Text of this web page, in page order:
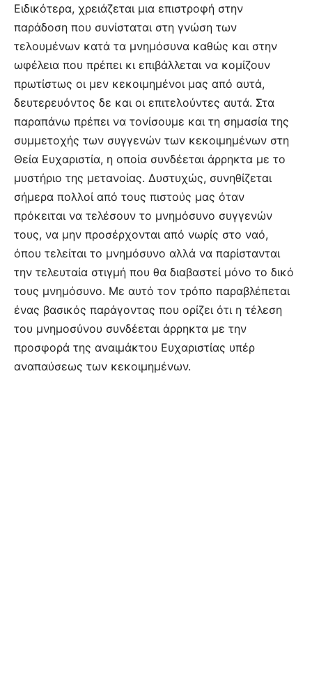
Ειδικότερα, χρειάζεται μια επιστροφή στην
παράδοση που συνίσταται στη γνώση των
τελουμένων κατά τα μνημόσυνα καθώς και στην
ωφέλεια που πρέπει κι επιβάλλεται να κομίζουν
πρωτίστως οι μεν κεκοιμημένοι μας από αυτά,
δευτερευόντος δε και οι επιτελούντες αυτά. Στα
παραπάνω πρέπει να τονίσουμε και τη σημασία της
συμμετοχής των συγγενών των κεκοιμημένων στη
Θεία Ευχαριστία, η οποία συνδέεται άρρηκτα με το
μυστήριο της μετανοίας. Δυστυχώς, συνηθίζεται
σήμερα πολλοί από τους πιστούς μας όταν
πρόκειται να τελέσουν το μνημόσυνο συγγενών
τους, να μην προσέρχονται από νωρίς στο ναό,
όπου τελείται το μνημόσυνο αλλά να παρίστανται
την τελευταία στιγμή που θα διαβαστεί μόνο το δικό
τους μνημόσυνο. Με αυτό τον τρόπο παραβλέπεται
ένας βασικός παράγοντας που ορίζει ότι η τέλεση
του μνημοσύνου συνδέεται άρρηκτα με την
προσφορά της αναιμάκτου Ευχαριστίας υπέρ
αναπαύσεως των κεκοιμημένων.